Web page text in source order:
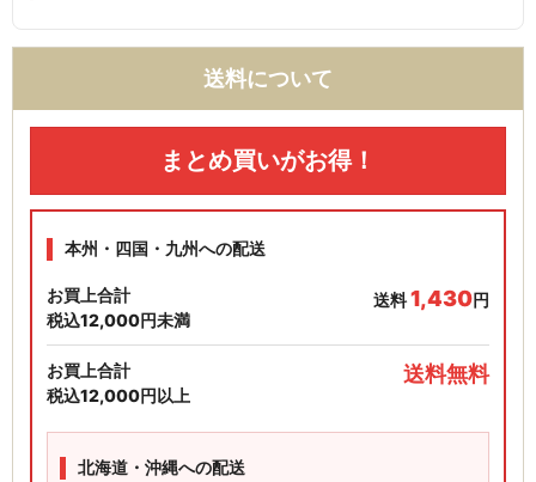
送料について
まとめ買いがお得！
本州・四国・九州への配送
お買上合計
税込12,000円未満
送料1,430円
お買上合計
税込12,000円以上
送料無料
北海道・沖縄への配送